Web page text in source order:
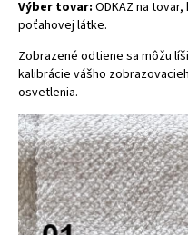
Výber tovar: ODKAZ na
poťahovej látke.
Zobrazené odtiene sa môžu
kalibrácie vášho
osvetlenia.